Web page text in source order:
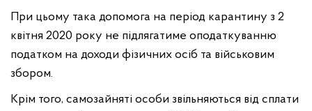
При цьому така допомога на період карантину з 2
квітня 2020 року не підлягатиме оподаткуванню
податком на доходи фізичних осіб та військовим
збором.
Крім того, самозайняті особи звільняються від сплати